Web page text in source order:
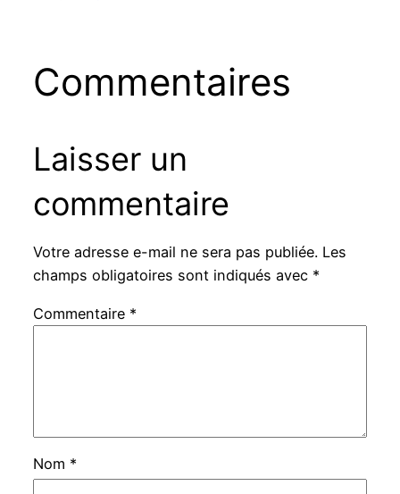
Commentaires
Laisser un
commentaire
Votre adresse e-mail ne sera pas publiée. Les
champs obligatoires sont indiqués avec *
Commentaire *
Nom *